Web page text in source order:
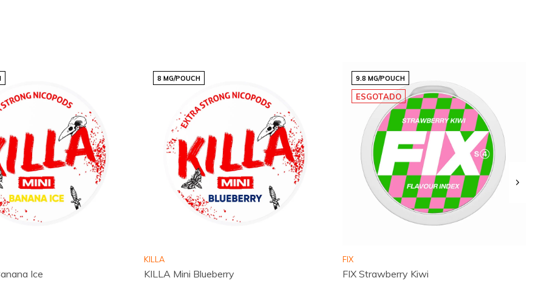
não deixe de explorar
opções que vão desde
que você sempre
Extra Strong
mundo confiam na
rapidamente, onde quer
Ice
8 MG/POUCH
KILLA
KILLA Mini Blueberry
9.8 MG/POUCH
ESGOTADO
FIX
FIX Strawberry Kiwi